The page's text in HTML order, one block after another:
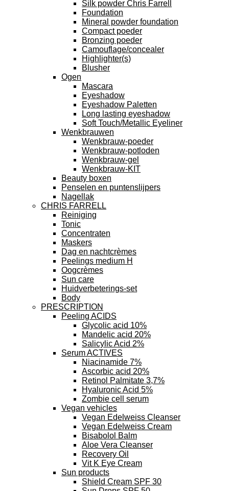
Silk powder Chris Farrell
Foundation
Mineral powder foundation
Compact poeder
Bronzing poeder
Camouflage/concealer
Highlighter(s)
Blusher
Ogen
Mascara
Eyeshadow
Eyeshadow Paletten
Long lasting eyeshadow
Soft Touch/Metallic Eyeliner
Wenkbrauwen
Wenkbrauw-poeder
Wenkbrauw-potloden
Wenkbrauw-gel
Wenkbrauw-KIT
Beauty boxen
Penselen en puntenslijpers
Nagellak
CHRIS FARRELL
Reiniging
Tonic
Concentraten
Maskers
Dag en nachtcrèmes
Peelings medium H
Oogcrèmes
Sun care
Huidverbeterings-set
Body
PRESCRIPTION
Peeling ACIDS
Glycolic acid 10%
Mandelic acid 20%
Salicylic Acid 2%
Serum ACTIVES
Niacinamide 7%
Ascorbic acid 20%
Retinol Palmitate 3,7%
Hyaluronic Acid 5%
Zombie cell serum
Vegan vehicles
Vegan Edelweiss Cleanser
Vegan Edelweiss Cream
Bisabolol Balm
Aloe Vera Cleanser
Recovery Oil
Vit K Eye Cream
Sun products
Shield Cream SPF 30